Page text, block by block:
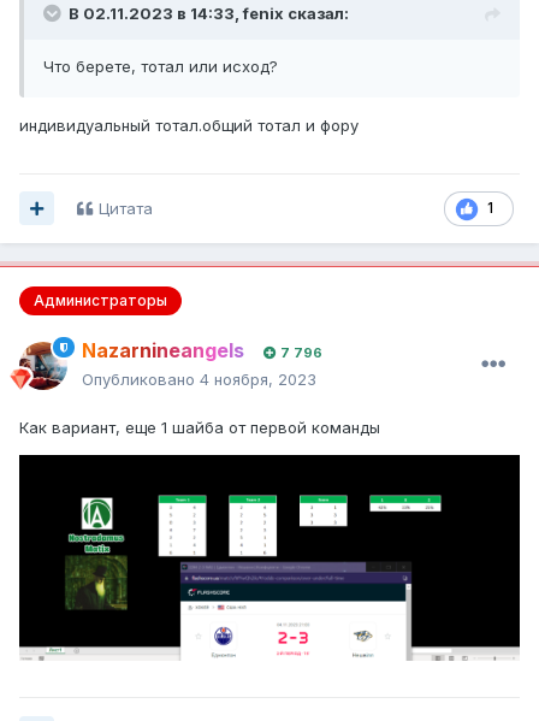
В 02.11.2023 в 14:33,fenix сказал:
Что берете, тотал или исход?
индивидуальный тотал.общий тотал и фору
1
Цитата
Администраторы
Nazarnineangels 7 796
Опубликовано 4 ноября, 2023
Как вариант, еще 1 шайба от первой команды